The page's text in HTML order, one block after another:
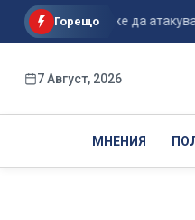
Горещо
Русия може да атакува
7 Август, 2026
МНЕНИЯ